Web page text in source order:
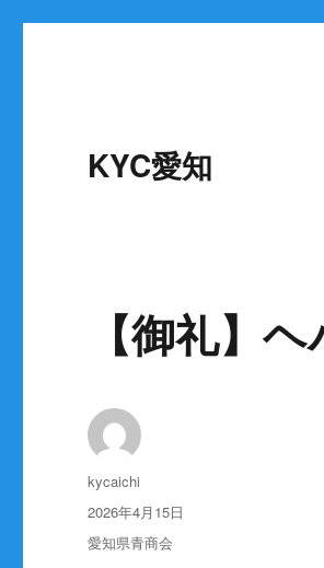
KYC愛知
【御礼】
投
稿
kycaichi
投
稿
日:
2026年4月15日
カ
愛知県青商会